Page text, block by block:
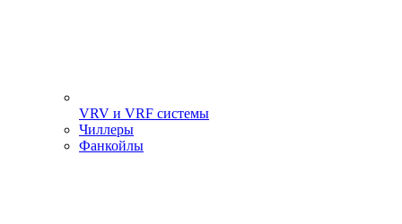
VRV и VRF системы
Чиллеры
Фанкойлы